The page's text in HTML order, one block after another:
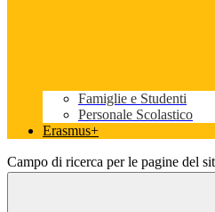
Famiglie e Studenti
Personale Scolastico
Erasmus+
Campo di ricerca per le pagine del